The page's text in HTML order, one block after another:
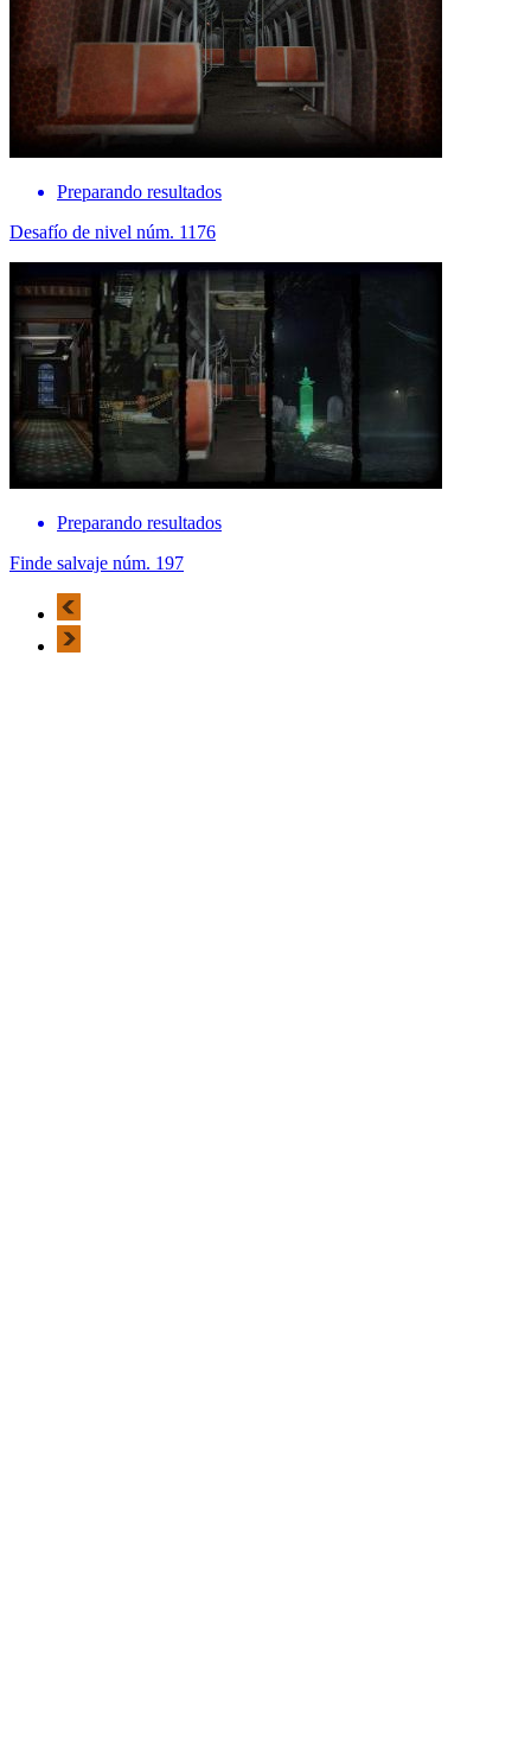
Preparando resultados
Desafío de nivel núm. 1176
Preparando resultados
Finde salvaje núm. 197